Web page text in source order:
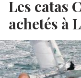
Les catas
achetés à